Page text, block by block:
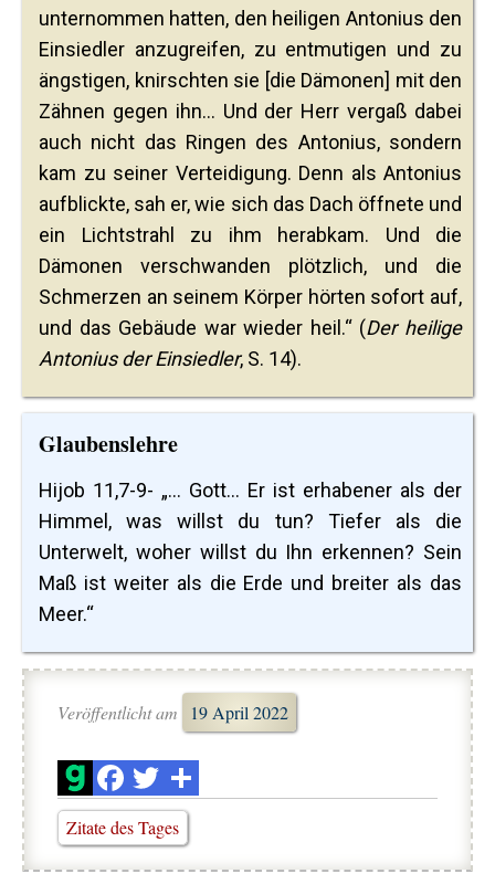
unternommen hatten, den heiligen Antonius den
Einsiedler anzugreifen, zu entmutigen und zu
ängstigen, knirschten sie [die Dämonen] mit den
Zähnen gegen ihn... Und der Herr vergaß dabei
auch nicht das Ringen des Antonius, sondern
kam zu seiner Verteidigung. Denn als Antonius
aufblickte, sah er, wie sich das Dach öffnete und
ein Lichtstrahl zu ihm herabkam. Und die
Dämonen verschwanden plötzlich, und die
Schmerzen an seinem Körper hörten sofort auf,
und das Gebäude war wieder heil.“ (Der heilige
Antonius der Einsiedler, S. 14).
Glaubenslehre
Hijob 11,7-9- „… Gott… Er ist erhabener als der
Himmel, was willst du tun? Tiefer als die
Unterwelt, woher willst du Ihn erkennen? Sein
Maß ist weiter als die Erde und breiter als das
Meer.“
Veröffentlicht am 19 April 2022
Zitate des Tages